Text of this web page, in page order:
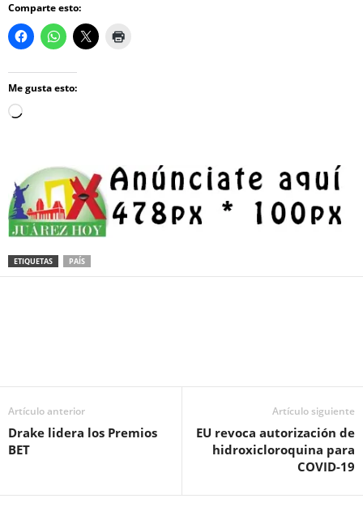
Comparte esto:
Me gusta esto:
Loading…
ETIQUETAS PAÍS
Artículo anterior
Drake lidera los Premios
BET
Artículo siguiente
EU revoca autorización de
hidroxicloroquina para
COVID-19